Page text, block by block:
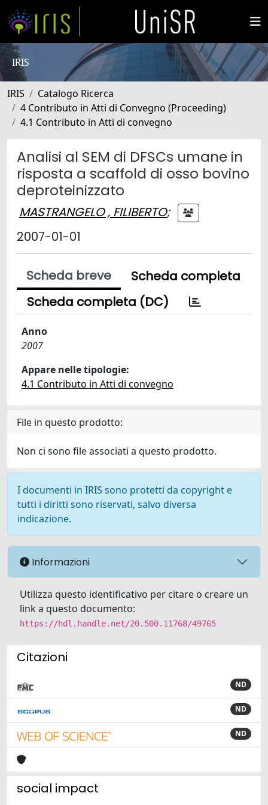
IRIS
IRIS
Catalogo Ricerca
4 Contributo in Atti di Convegno (Proceeding)
4.1 Contributo in Atti di convegno
Analisi al SEM di DFSCs umane in
risposta a scaffold di osso bovino
deproteinizzato
MASTRANGELO , FILIBERTO;
2007-01-01
Scheda breve
Scheda completa
Scheda completa (DC)
Anno
2007
Appare nelle tipologie:
4.1 Contributo in Atti di convegno
File in questo prodotto:
Non ci sono file associati a questo prodotto.
I documenti in IRIS sono protetti da copyright e
tutti i diritti sono riservati, salvo diversa
indicazione.
Informazioni
Utilizza questo identificativo per citare o creare un
link a questo documento:
https://hdl.handle.net/20.500.11768/49765
Citazioni
ND
ND
ND
social impact